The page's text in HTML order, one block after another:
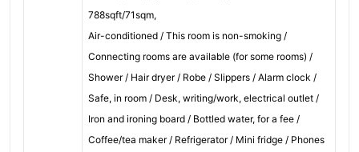
788sqft/71sqm,
Air-conditioned / This room is non-smoking /
Connecting rooms are available (for some rooms) /
Shower / Hair dryer / Robe / Slippers / Alarm clock /
Safe, in room / Desk, writing/work, electrical outlet /
Iron and ironing board / Bottled water, for a fee /
Coffee/tea maker / Refrigerator / Mini fridge / Phones